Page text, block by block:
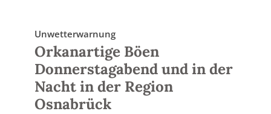
Unwetterwarnung
Orkanartige Böen
Donnerstagabend und in der
Nacht in der Region
Osnabrück